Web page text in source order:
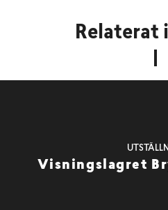
Relaterat
Visningslagret